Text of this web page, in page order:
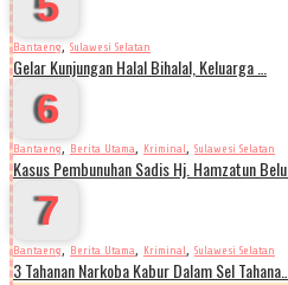
Bantaeng, Sulawesi Selatan
Gelar Kunjungan Halal Bihalal, Keluarga …
6
Bantaeng, Berita Utama, Kriminal, Sulawesi Selatan
Kasus Pembunuhan Sadis Hj. Hamzatun Belu…
7
Bantaeng, Berita Utama, Kriminal, Sulawesi Selatan
3 Tahanan Narkoba Kabur Dalam Sel Tahana…